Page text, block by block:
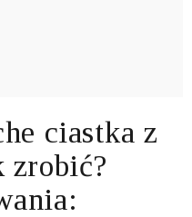
ciastka z
zrobić?